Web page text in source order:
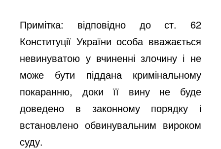
Примітка: відповідно до ст. 62
Конституції України особа вважається
невинуватою у вчиненні злочину і не
може бути піддана кримінальному
покаранню, доки її вину не буде
доведено в законному порядку і
встановлено обвинувальним вироком
суду.